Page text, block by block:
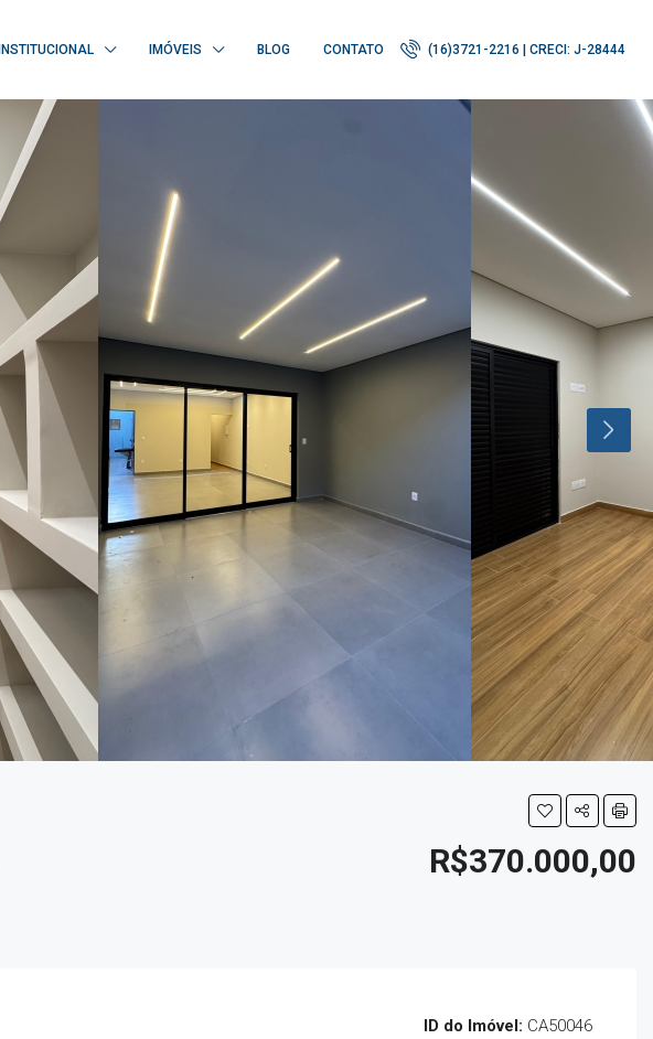
INSTITUCIONAL IMÓVEIS BLOG CONTATO (16)3721-2216 | CRECI: J-28444
R$370.000,00
ID do Imóvel: CA50046